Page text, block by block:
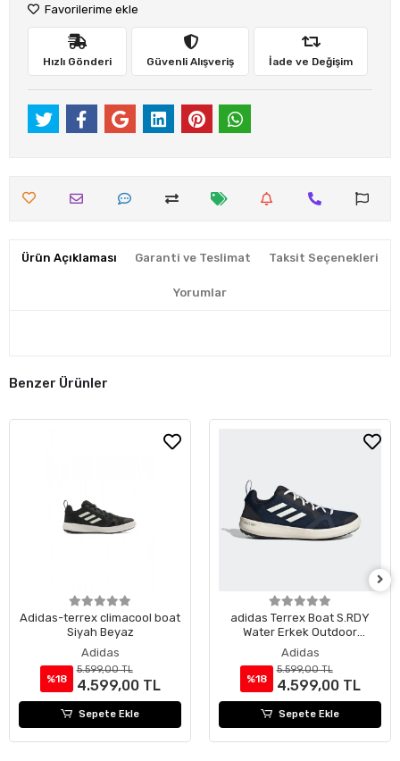
Favorilerime ekle
Hızlı Gönderi Güvenli Alışveriş İade ve Değişim
Ürün Açıklaması Garanti ve Teslimat Taksit Seçenekleri
Yorumlar
Benzer Ürünler
Adidas-terrex climacool boat
Siyah Beyaz
Adidas
%18
5.599,00 TL
4.599,00 TL
Sepete Ekle
adidas Terrex Boat S.RDY
Water Erkek Outdoor
Ayakkabı
Adidas
%18
5.599,00 TL
4.599,00 TL
Sepete Ekle